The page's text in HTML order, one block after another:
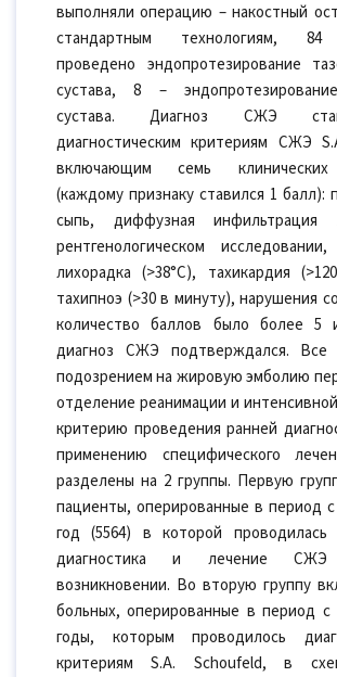
выполняли операцию – накостный
стандартным технологиям, 84
проведено эндопротезирование
сустава, 8 –
сустава. Диагноз СЖЭ
диагностическим критериям СЖЭ
включающим семь клинических
(каждому признаку ставился 1 балл):
сыпь, диффузная инфильтрация
рентгенологическом исследовании,
лихорадка (>38°С), тахикардия
тахипноэ (>30 в минуту), нарушения
количество баллов было более 5
диагноз СЖЭ подтверждался. Все
подозрением на жировую эмболию
отделение реанимации и
критерию проведения ранней
применению специфического
разделены на 2 группы. Первую
пациенты, оперированные в период с
год (5564) в которой проводилась
диагностика и лечение
возникновении. Во вторую группу
больных, оперированные в период с
годы, которым проводилось
критериям S.A. Schoufeld, в